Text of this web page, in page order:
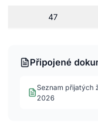
47
Připojené
Seznam přijatých
2026